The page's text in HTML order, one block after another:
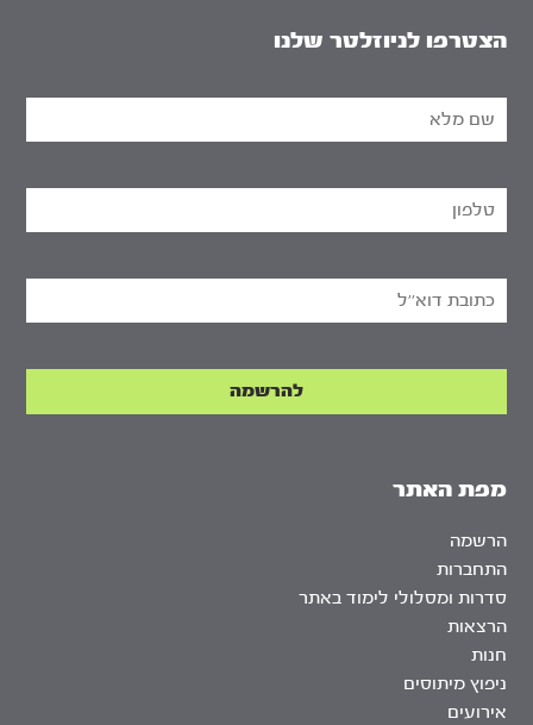
מפת האתר
הרשמה
התחברות
סדרות ומסלולי לימוד באתר
הרצאות
חנות
ניפוץ מיתוסים
אירועים
הצטרפו לניוזלטר שלנו